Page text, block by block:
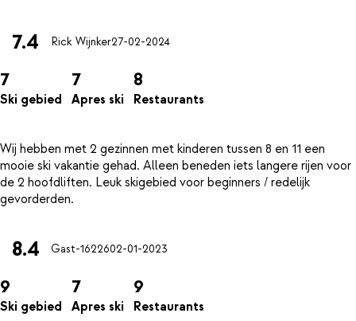
7.4 Rick Wijnker27-02-2024
7
Ski gebied
7
Apres ski
8
Restaurants
Wij hebben met 2 gezinnen met kinderen tussen 8 en 11 een
mooie ski vakantie gehad. Alleen beneden iets langere rijen voor
de 2 hoofdliften. Leuk skigebied voor beginners / redelijk
8.4 Gast-1622602-01-2023
9
Ski gebied
7
Apres ski
9
Restaurants